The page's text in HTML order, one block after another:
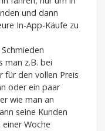
und dann
In-App-Käufe zu
man z.B. bei
für den vollen Preis
oder ein paar
wie man an
seine Kunden
Woche